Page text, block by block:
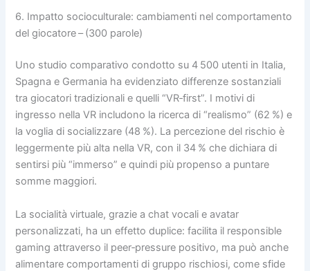
6. Impatto socioculturale: cambiamenti nel comportamento
del giocatore – (300 parole)
Uno studio comparativo condotto su 4 500 utenti in Italia,
Spagna e Germania ha evidenziato differenze sostanziali
tra giocatori tradizionali e quelli “VR‑first”. I motivi di
ingresso nella VR includono la ricerca di “realismo” (62 %) e
la voglia di socializzare (48 %). La percezione del rischio è
leggermente più alta nella VR, con il 34 % che dichiara di
sentirsi più “immerso” e quindi più propenso a puntare
somme maggiori.
La socialità virtuale, grazie a chat vocali e avatar
personalizzati, ha un effetto duplice: facilita il responsible
gaming attraverso il peer‑pressure positivo, ma può anche
alimentare comportamenti di gruppo rischiosi, come sfide